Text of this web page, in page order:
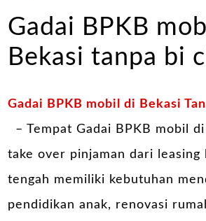
Gadai BPKB
Bekasi tanpa bi
Gadai BPKB mobil di Bekasi
– Tempat Gadai BPKB mobil
take over pinjaman dari leasing
tengah memiliki kebutuhan
pendidikan anak, renovasi